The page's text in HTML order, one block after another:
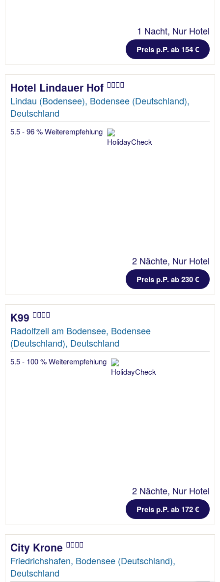
1 Nacht, Nur Hotel
Preis p.P. ab 154 €
Hotel Lindauer Hof
Lindau (Bodensee), Bodensee (Deutschland),
Deutschland
5.5 - 96 % Weiterempfehlung
2 Nächte, Nur Hotel
Preis p.P. ab 230 €
K99
Radolfzell am Bodensee, Bodensee
(Deutschland), Deutschland
5.5 - 100 % Weiterempfehlung
2 Nächte, Nur Hotel
Preis p.P. ab 172 €
City Krone
Friedrichshafen, Bodensee (Deutschland),
Deutschland